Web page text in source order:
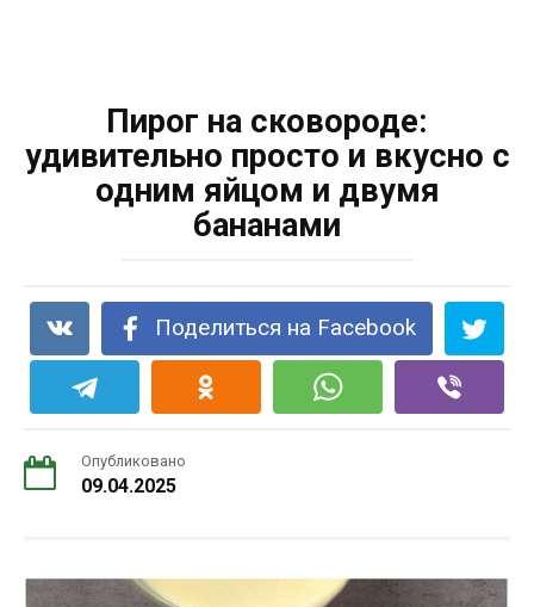
Пирог на сковороде:
удивительно просто и вкусно с
одним яйцом и двумя
бананами
Поделиться на Facebook
Опубликовано
09.04.2025